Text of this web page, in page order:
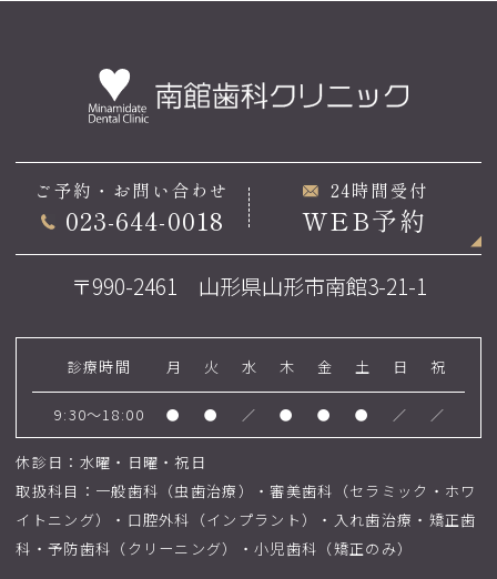
ご予約・お問い合わせ
023-644-0018
24時間受付
WEB予約
〒990-2461 山形県山形市南館3-21-1
診療時間 月 火 水 木 金 土 日 祝
9:30～18:00 ● ● ／ ● ● ● ／ ／
休診日：水曜・日曜・祝日
取扱科目：一般歯科（虫歯治療）・審美歯科（セラミック・ホワ
イトニング）・口腔外科（インプラント）・入れ歯治療・矯正歯
科・予防歯科（クリーニング）・小児歯科（矯正のみ）